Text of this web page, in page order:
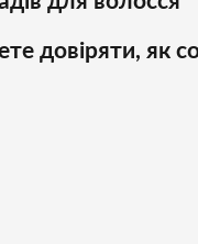
довіряти, як